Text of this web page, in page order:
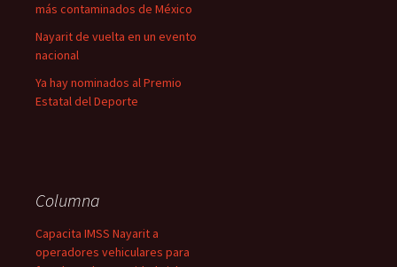
más contaminados de México
Nayarit de vuelta en un evento
nacional
Ya hay nominados al Premio
Estatal del Deporte
Columna
Capacita IMSS Nayarit a
operadores vehiculares para